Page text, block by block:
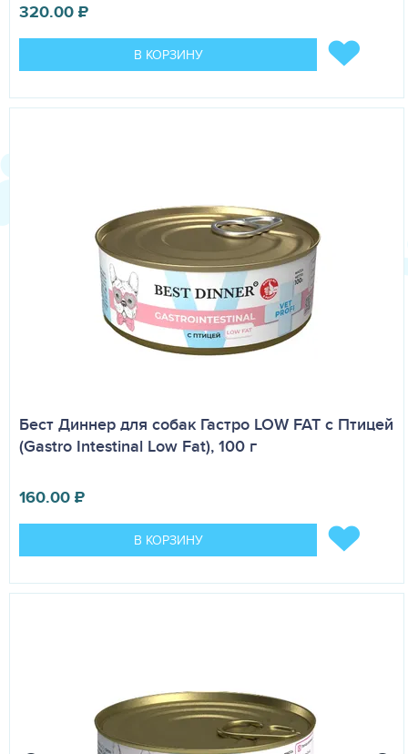
320.00₽
В КОРЗИНУ
Бест Диннер для собак Гастро LOW FAT с Птицей
(Gastro Intestinal Low Fat), 100 г
160.00₽
В КОРЗИНУ